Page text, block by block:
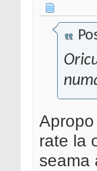
rate la
seama